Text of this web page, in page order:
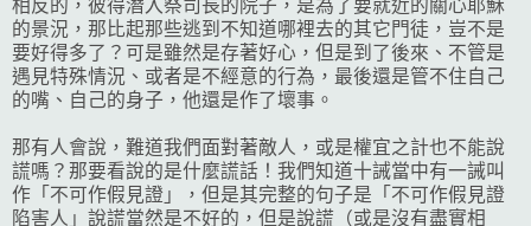
相反的，彼得潛入祭司長的院子，是為了要就近的關心耶穌
的景況，那比起那些逃到不知道哪裡去的其它門徒，豈不是
要好得多了？可是雖然是存著好心，但是到了後來、不管是
遇見特殊情況、或者是不經意的行為，最後還是管不住自己
的嘴、自己的身子，他還是作了壞事。
那有人會說，難道我們面對著敵人，或是權宜之計也不能說
謊嗎？那要看說的是什麼謊話！我們知道十誡當中有一誡叫
作「不可作假見證」，但是其完整的句子是「不可作假見證
陷害人」說謊當然是不好的，但是說謊（或是沒有盡實相